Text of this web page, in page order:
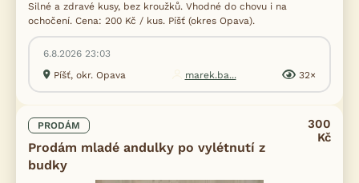
Silné a zdravé kusy, bez kroužků. Vhodné do chovu i na
ochočení. Cena: 200 Kč / kus. Píšť (okres Opava).
6.8.2026 23:03
Píšť, okr. Opava
marek.ba... 32×
PRODÁM
Prodám mladé andulky po vylétnutí z
budky
300
Kč